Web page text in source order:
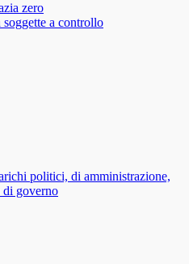
zero
a controllo
politici, di amministrazione,
di governo